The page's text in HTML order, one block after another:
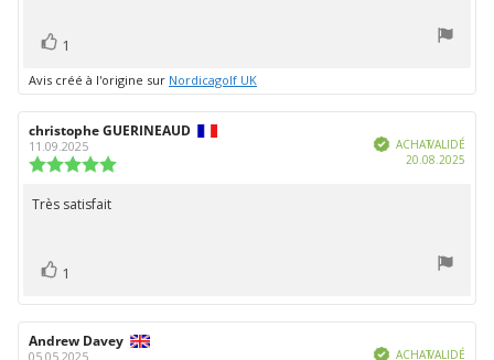
Vote
positif
1
Avis créé à l'origine sur Nordicagolf UK
Auteur
de
l'évaluation:
christophe GUERINEAUD
11.09.2025 VérifiéACHAT VALIDÉ
20.08.2025
Texte
l'évaluation:
Très satisfait
Vote
positif
1
Auteur
de
Andrew Davey
05.05.2025 VérifiéACHAT VALIDÉ